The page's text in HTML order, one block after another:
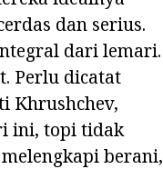
dan serius.
dari lemari.
Perlu dicatat
Khrushchev,
ini, topi tidak
berani,